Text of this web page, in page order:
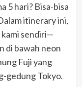
5 hari? Bisa-bisa
itinerary ini,
kami sendiri—
di bawah neon
Fuji yang
gedung Tokyo.